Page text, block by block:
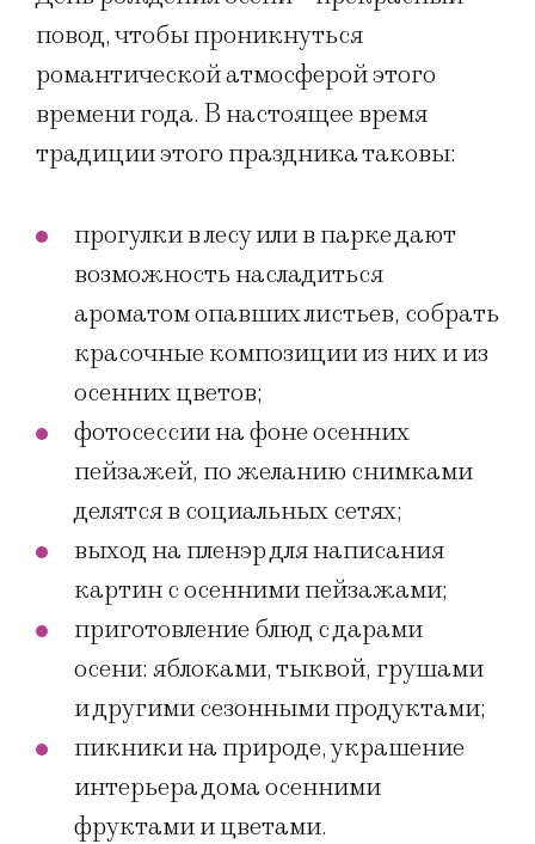
повод, чтобы проникнуться
романтической атмосферой этого
времени года. В настоящее время
традиции этого праздника таковы:
прогулки в лесу или в парке дают
возможность насладиться
ароматом опавших листьев, собрать
красочные композиции из них и из
осенних цветов;
фотосессии на фоне осенних
пейзажей, по желанию снимками
делятся в социальных сетях;
выход на пленэр для написания
картин с осенними пейзажами;
приготовление блюд с дарами
осени: яблоками, тыквой, грушами
и другими сезонными продуктами;
пикники на природе, украшение
интерьера дома осенними
фруктами и цветами.